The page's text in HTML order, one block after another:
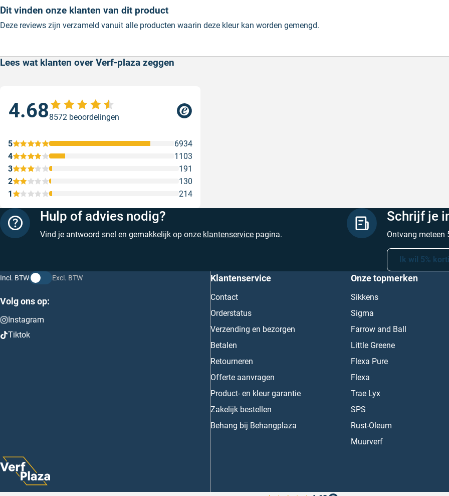
Dit vinden onze klanten van dit product
Deze reviews zijn verzameld vanuit alle producten waarin deze kleur kan worden gemengd.
Lees wat klanten over Verf-plaza zeggen
4.688572 beoordelingen
1 214
2 130
3 191
4 1103
5 6934
Hulp of advies nodig?
Vind je antwoord snel en gemakkelijk op onze klantenservice pagina.
Schrijf je
Ontvang meteen
Ik wil 5%
Incl. BTW Excl. BTW
Volg ons op:
Instagram
Tiktok
Klantenservice
Contact
Orderstatus
Verzending en bezorgen
Betalen
Retourneren
Offerte aanvragen
Product- en kleur garantie
Zakelijk bestellen
Behang bij Behangplaza
Onze topmerken
Sikkens
Sigma
Farrow and Ball
Little Greene
Flexa Pure
Flexa
Trae Lyx
SPS
Rust-Oleum
Muurverf